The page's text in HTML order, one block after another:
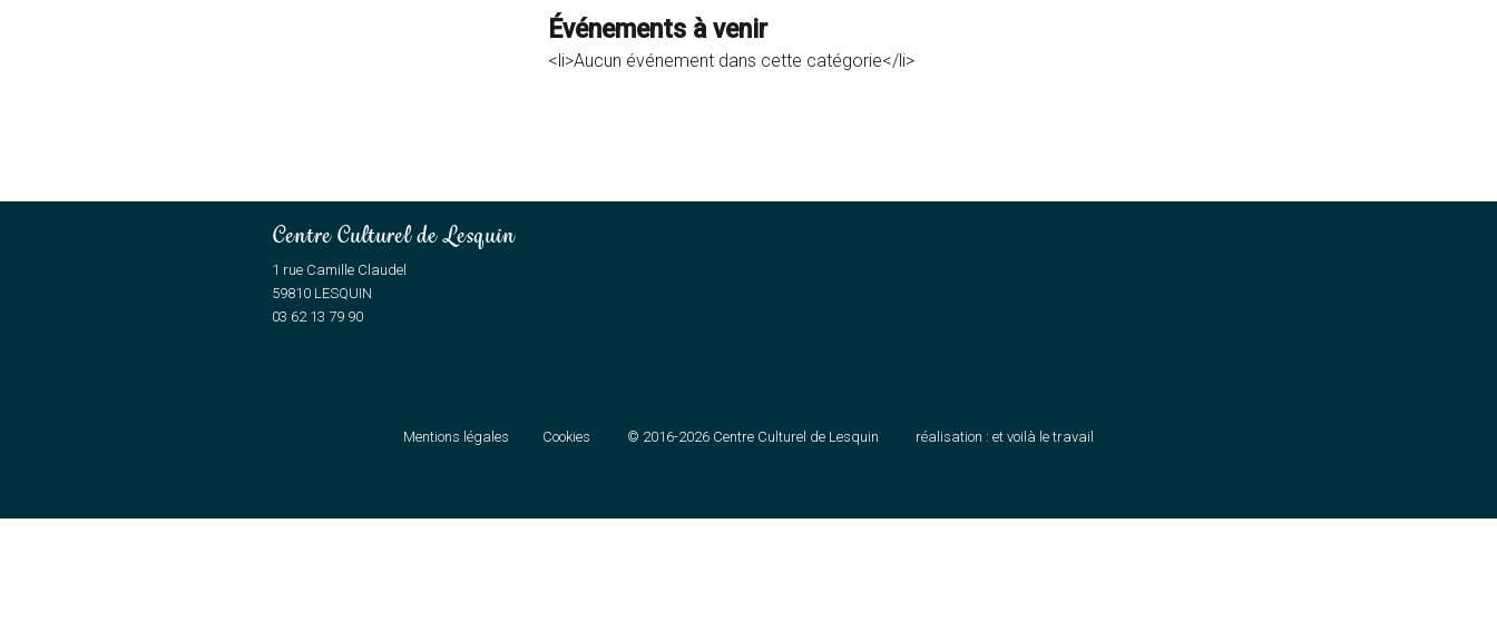
Événements à venir
<li>Aucun événement dans cette catégorie</li>
Centre Culturel de Lesquin
1 rue Camille Claudel
59810 LESQUIN
03 62 13 79 90
Mentions légales Cookies © 2016-2026 Centre Culturel de Lesquin réalisation : et voilà le travail